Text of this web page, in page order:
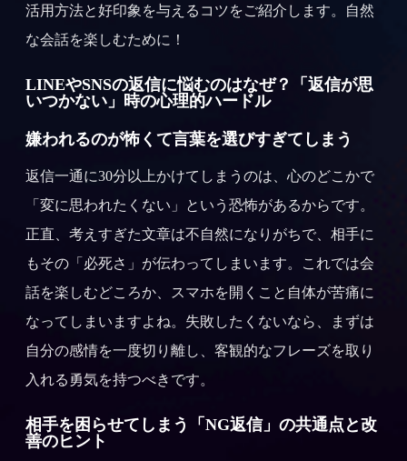
活用方法と好印象を与えるコツをご紹介します。自然
な会話を楽しむために！
LINEやSNSの返信に悩むのはなぜ？「返信が思
いつかない」時の心理的ハードル
嫌われるのが怖くて言葉を選びすぎてしまう
返信一通に30分以上かけてしまうのは、心のどこかで
「変に思われたくない」という恐怖があるからです。
正直、考えすぎた文章は不自然になりがちで、相手に
もその「必死さ」が伝わってしまいます。これでは会
話を楽しむどころか、スマホを開くこと自体が苦痛に
なってしまいますよね。失敗したくないなら、まずは
自分の感情を一度切り離し、客観的なフレーズを取り
入れる勇気を持つべきです。
相手を困らせてしまう「NG返信」の共通点と改
善のヒント